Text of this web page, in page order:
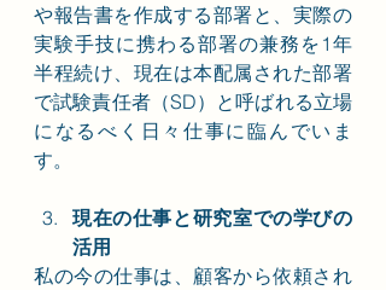
や報告書を作成する部署と、実際の
実験手技に携わる部署の兼務を1年
半程続け、現在は本配属された部署
で試験責任者（SD）と呼ばれる立場
になるべく日々仕事に臨んでいま
す。
現在の仕事と研究室での学びの
活用
私の今の仕事は、顧客から依頼され